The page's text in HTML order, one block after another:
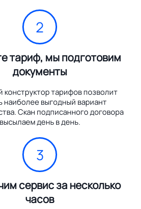
2
тариф, мы подготовим
документы
конструктор тарифов позволит
наиболее выгодный вариант
Скан подписанного договора
высылаем день в день.
3
сервис за несколько
часов